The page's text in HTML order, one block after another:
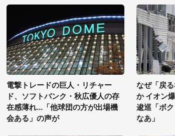
電撃トレードの巨人・リチャー
ド、ソフトバンク・秋広優人の存
在感薄れ...「他球団の方が出場機
会ある」の声が
なぜ「戻
か イオン
逡巡「ボ
なあ」